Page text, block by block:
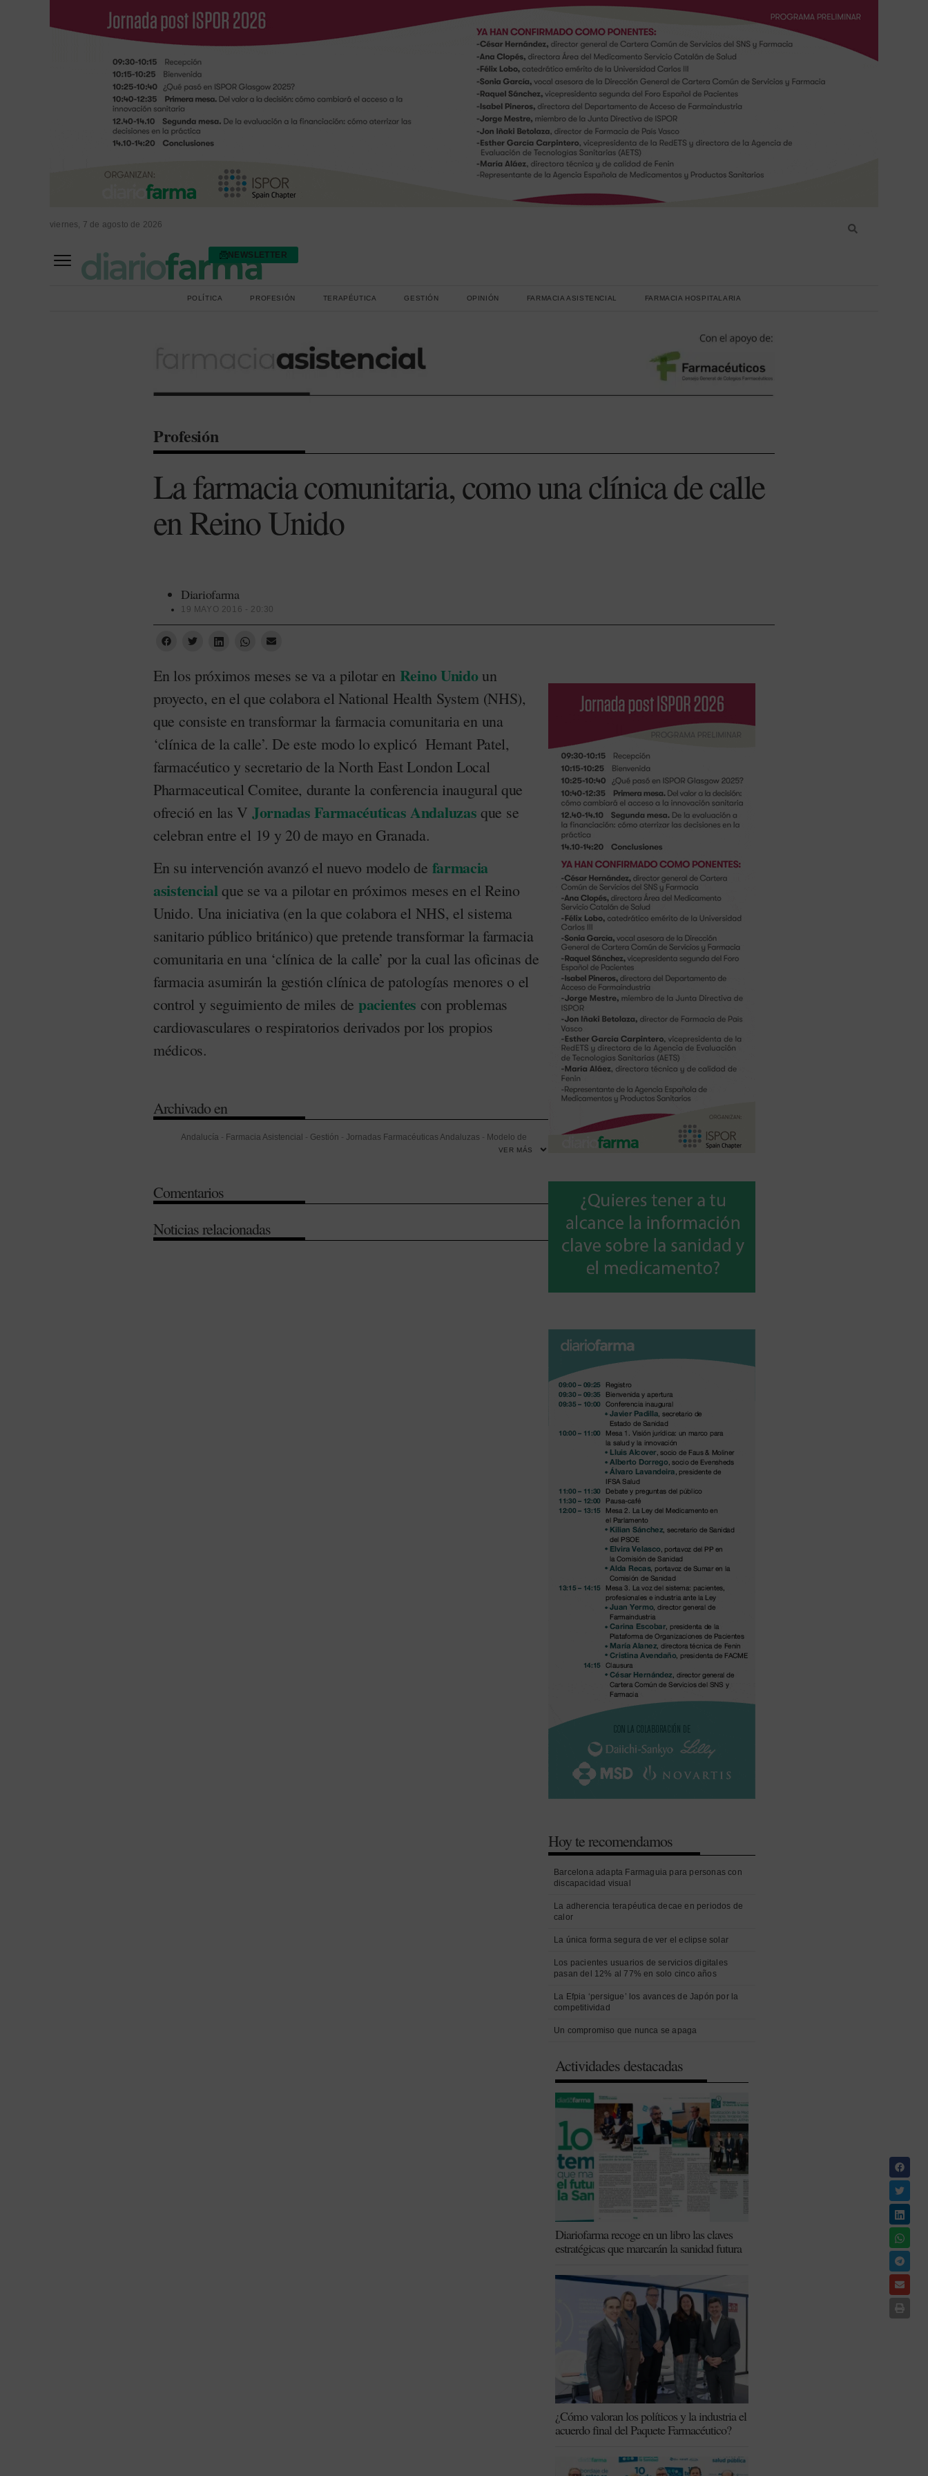
viernes, 7 de agosto de 2026
NEWSLETTER
POLÍTICA PROFESIÓN TERAPÉUTICA GESTIÓN OPINIÓN FARMACIA ASISTENCIAL FARMACIA HOSPITALARIA
Profesión
La farmacia comunitaria, como una clínica de calle
en Reino Unido
Diariofarma
19 MAYO 2016 - 20:30
En los próximos meses se va a pilotar en Reino Unidoun
proyecto, en el que colabora el National Health System (NHS),
que consiste en transformar la farmacia comunitaria en una
‘clínica de la calle’. De este modo lo explicó Hemant Patel,
farmacéutico y secretario de la North East London Local
Pharmaceutical Comitee, durante la conferencia inaugural que
ofreció en las V Jornadas Farmacéuticas Andaluzas que se
celebran entre el 19 y 20 de mayo en Granada.
En su intervención avanzó el nuevo modelo de farmacia
asistencialque se va a pilotar en próximos meses en el Reino
Unido. Una iniciativa (en la que colabora el NHS, el sistema
sanitario público británico) que pretende transformar la farmacia
comunitaria en una ‘clínica de la calle’ por la cual las oficinas de
farmacia asumirán la gestión clínica de patologías menores o el
control y seguimiento de miles de pacientes con problemas
cardiovasculares o respiratorios derivados por los propios
médicos.
Archivado en
Andalucía - Farmacia Asistencial - Gestión - Jornadas Farmacéuticas Andaluzas - Modelo de
VER MÁS
Comentarios
Noticias relacionadas
Hoy te recomendamos
Barcelona adapta Farmaguia para personas con
discapacidad visual
La adherencia terapéutica decae en periodos de
calor
La única forma segura de ver el eclipse solar
Los pacientes usuarios de servicios digitales
pasan del 12% al 77% en solo cinco años
La Efpia ‘persigue’ los avances de Japón por la
competitividad
Un compromiso que nunca se apaga
Actividades destacadas
Diariofarma recoge en un libro las claves
estratégicas que marcarán la sanidad futura
¿Cómo valoran los políticos y la industria el
acuerdo final del Paquete Farmacéutico?